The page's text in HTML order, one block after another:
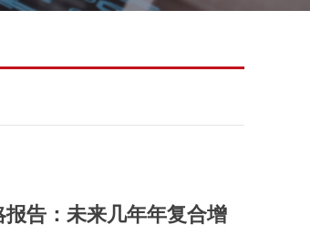
告：未来几年年复合增